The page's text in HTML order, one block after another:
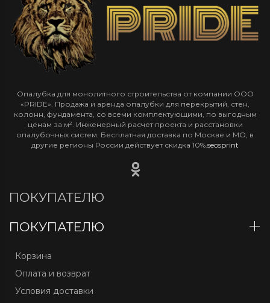
Опалубка для монолитного строительства от компании ООО
«PRIDE». Продажа и аренда опалубки для перекрытий, стен,
колонн, фундамента, со всеми комплектующими, по выгодным
ценам за м². Инженерный расчет проекта и расстановки
опалубочных систем. Бесплатная доставка по Москве и МО, в
другие регионы России действует скидка 10%. seosprint
ПОКУПАТЕЛЮ
ПОКУПАТЕЛЮ
Корзина
Оплата и возврат
Условия доставки